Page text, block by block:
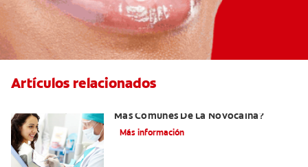
Artículos relacionados
Más Comunes De La Novocaína?
Más información